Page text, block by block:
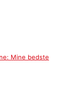
Mine bedste